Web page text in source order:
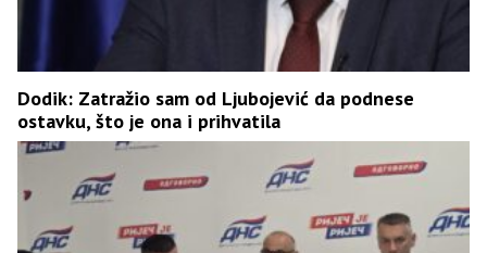
Dodik: Zatražio sam od Ljubojević da podnese
ostavku, što je ona i prihvatila